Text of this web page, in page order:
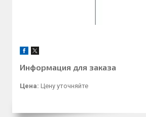
Информация для заказа
Цена: Цену уточняйте